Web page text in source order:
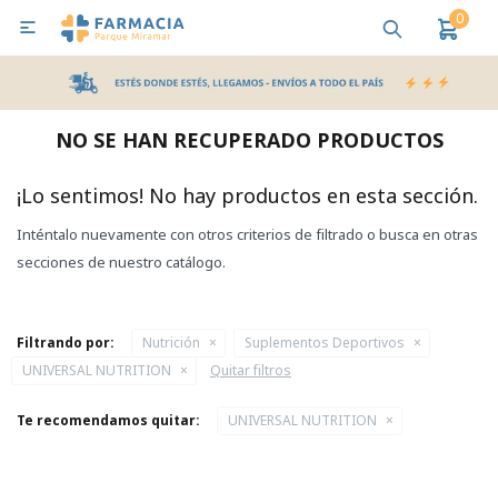
0

NO SE HAN RECUPERADO PRODUCTOS
¡Lo sentimos! No hay productos en esta sección.
Inténtalo nuevamente con otros criterios de filtrado o busca en otras
secciones de nuestro catálogo.
Filtrando por: Nutrición
Suplementos Deportivos
UNIVERSAL NUTRITION
Quitar filtros
Te recomendamos quitar: UNIVERSAL NUTRITION
MI CUENTA
Bebes y Maternidad Salud
Pañales y Toallitas
Lactancia y Nutrición
Higiene y Bienestar